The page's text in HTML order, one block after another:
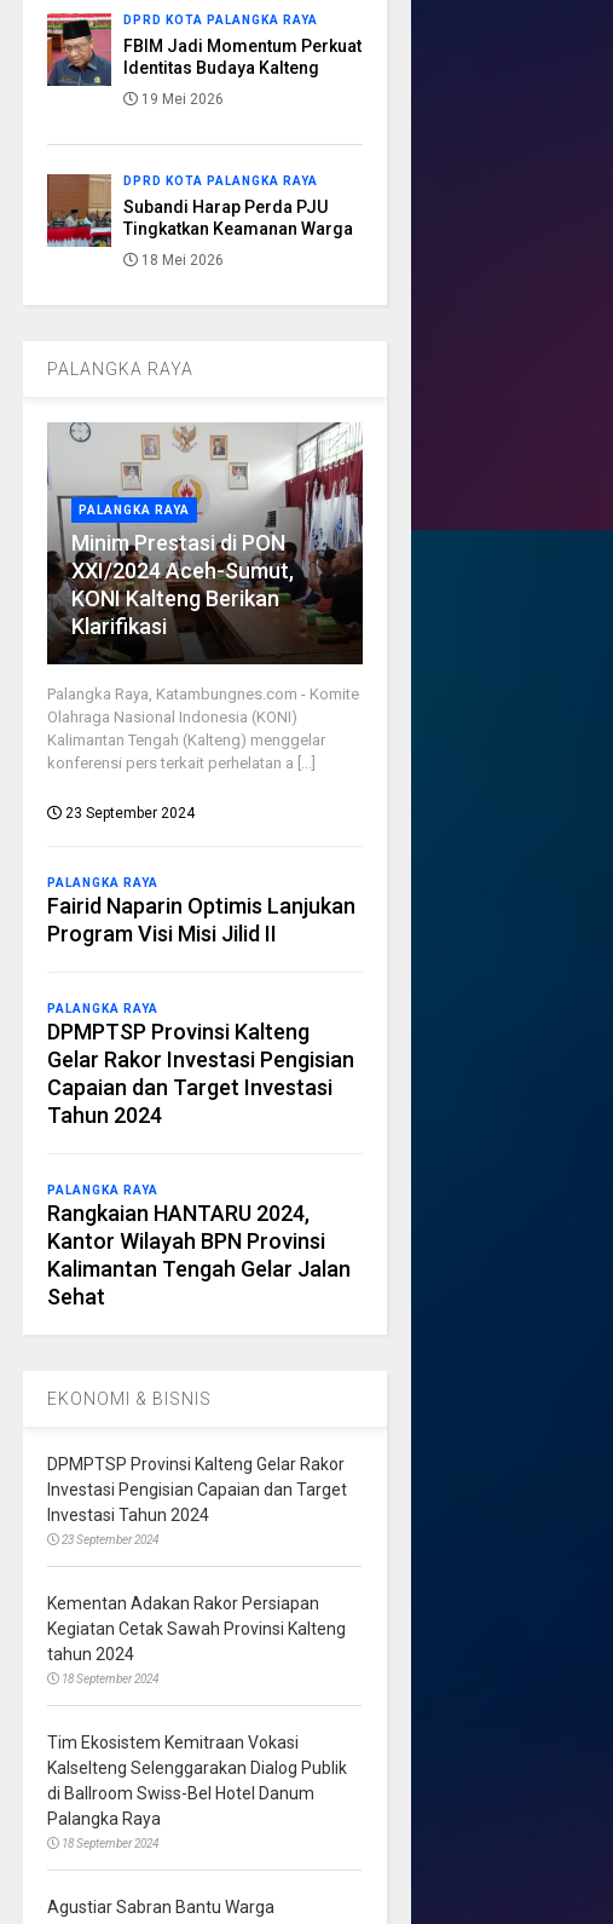
DPRD KOTA PALANGKA RAYA
FBIM Jadi Momentum Perkuat
Identitas Budaya Kalteng
19 Mei 2026
DPRD KOTA PALANGKA RAYA
Subandi Harap Perda PJU
Tingkatkan Keamanan Warga
18 Mei 2026
PALANGKA RAYA
PALANGKA RAYA
Minim Prestasi di PON
XXI/2024 Aceh-Sumut,
KONI Kalteng Berikan
Klarifikasi
Palangka Raya, Katambungnes.com - Komite
Olahraga Nasional Indonesia (KONI)
Kalimantan Tengah (Kalteng) menggelar
konferensi pers terkait perhelatan a [...]
23 September 2024
PALANGKA RAYA
Fairid Naparin Optimis Lanjukan
Program Visi Misi Jilid II
PALANGKA RAYA
DPMPTSP Provinsi Kalteng
Gelar Rakor Investasi Pengisian
Capaian dan Target Investasi
Tahun 2024
PALANGKA RAYA
Rangkaian HANTARU 2024,
Kantor Wilayah BPN Provinsi
Kalimantan Tengah Gelar Jalan
Sehat
EKONOMI & BISNIS
DPMPTSP Provinsi Kalteng Gelar Rakor
Investasi Pengisian Capaian dan Target
Investasi Tahun 2024
23 September 2024
Kementan Adakan Rakor Persiapan
Kegiatan Cetak Sawah Provinsi Kalteng
tahun 2024
18 September 2024
Tim Ekosistem Kemitraan Vokasi
Kalselteng Selenggarakan Dialog Publik
di Ballroom Swiss-Bel Hotel Danum
Palangka Raya
18 September 2024
Agustiar Sabran Bantu Warga